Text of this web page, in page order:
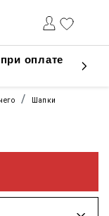
оплате
Шапки